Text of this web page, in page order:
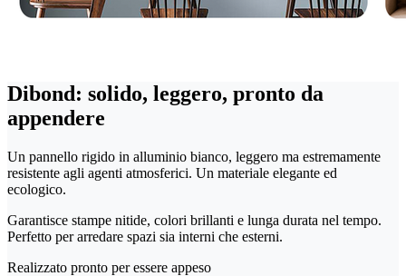
Dibond: solido, leggero, pronto da
appendere
Un pannello rigido in alluminio bianco, leggero ma estremamente
resistente agli agenti atmosferici. Un materiale elegante ed
ecologico.
Garantisce stampe nitide, colori brillanti e lunga durata nel tempo.
Perfetto per arredare spazi sia interni che esterni.
Realizzato pronto per essere appeso